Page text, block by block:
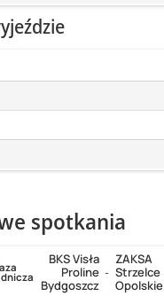
spotkania
BKS Visła
Proline
Bydgoszcz
-
ZAKSA
Strzelce
Opolskie